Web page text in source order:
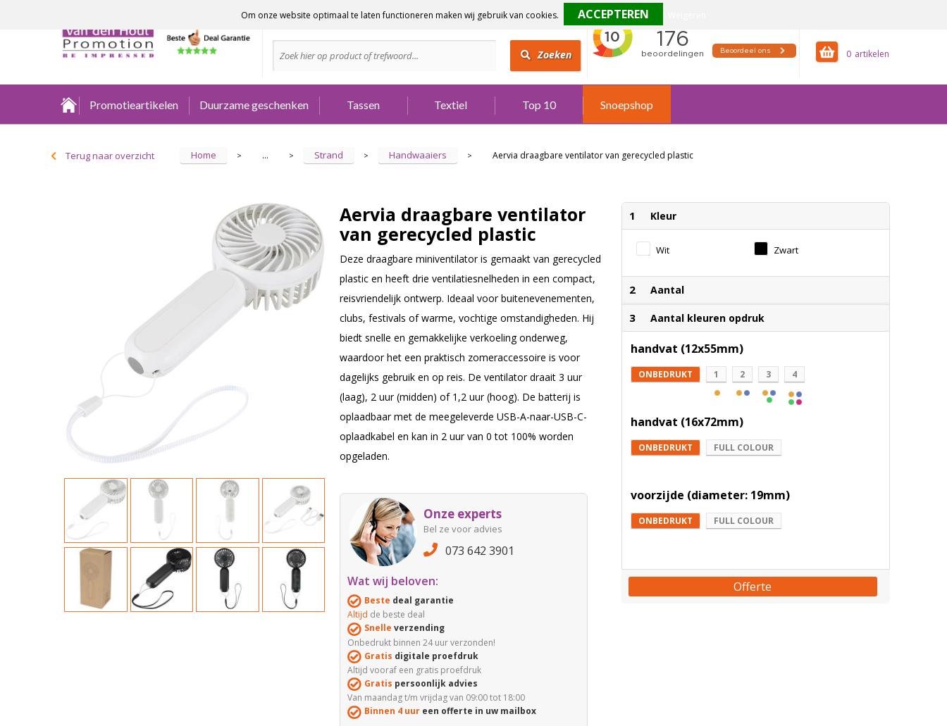
0
Advies nodig?
Zoeken
Promotieartikelen Duurzame geschenken Tassen Textiel Top 10 Snoepshop
Terug naar overzicht Home > ... > Strand > Handwaaiers > Aervia draagbare ventilator van gerecycled plastic
Aervia draagbare ventilator
van gerecycled plastic
Deze draagbare miniventilator is gemaakt van gerecycled
plastic en heeft drie ventilatiesnelheden in een compact,
reisvriendelijk ontwerp. Ideaal voor buitenevenementen,
clubs, festivals of warme, vochtige omstandigheden. Hij
biedt snelle en gemakkelijke verkoeling onderweg,
waardoor het een praktisch zomeraccessoire is voor
dagelijks gebruik en op reis. De ventilator draait 3 uur
(laag), 2 uur (midden) of 1,2 uur (hoog). De batterij is
oplaadbaar met de meegeleverde USB-A-naar-USB-C-
oplaadkabel en kan in 2 uur van 0 tot 100% worden
opgeladen.
Onze experts
Bel ze voor advies
073 642 3901
Wat wij beloven:
Beste deal garantie
Altijd de beste deal
Snelle verzending
Onbedrukt binnen 24 uur verzonden!
Gratis digitale proefdruk
Altijd vooraf een gratis proefdruk
Gratis persoonlijk advies
Van maandag t/m vrijdag van 09:00 tot 18:00
Binnen 4 uureen offerte in uw mailbox
1 Kleur
Wit Zwart
2 Aantal
3 Aantal kleuren opdruk
handvat (12x55mm)
ONBEDRUKT 1 2 3 4
handvat (16x72mm)
ONBEDRUKT FULL COLOUR
voorzijde (diameter: 19mm)
ONBEDRUKT FULL COLOUR
Offerte
Om onze website optimaal te laten functioneren maken wij gebruik van cookies.